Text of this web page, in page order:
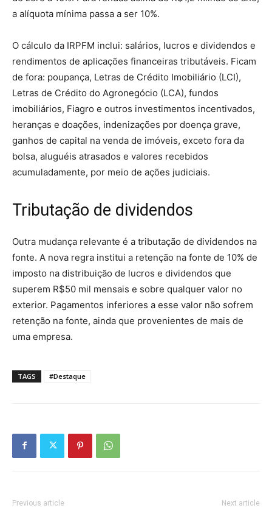
a alíquota mínima passa a ser 10%.
O cálculo da IRPFM inclui: salários, lucros e dividendos e
rendimentos de aplicações financeiras tributáveis. Ficam
de fora: poupança, Letras de Crédito Imobiliário (LCI),
Letras de Crédito do Agronegócio (LCA), fundos
imobiliários, Fiagro e outros investimentos incentivados,
heranças e doações, indenizações por doença grave,
ganhos de capital na venda de imóveis, exceto fora da
bolsa, aluguéis atrasados e valores recebidos
acumuladamente, por meio de ações judiciais.
Tributação de dividendos
Outra mudança relevante é a tributação de dividendos na
fonte. A nova regra institui a retenção na fonte de 10% de
imposto na distribuição de lucros e dividendos que
superem R$50 mil mensais e sobre qualquer valor no
exterior. Pagamentos inferiores a esse valor não sofrem
retenção na fonte, ainda que provenientes de mais de
uma empresa.
TAGS #Destaque
Previous article Next article